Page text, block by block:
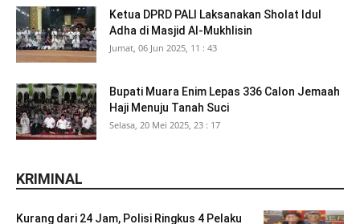
Ketua DPRD PALI Laksanakan Sholat Idul
Adha di Masjid Al-Mukhlisin
Jumat, 06 Jun 2025, 11 : 43
Bupati Muara Enim Lepas 336 Calon Jemaah
Haji Menuju Tanah Suci
Selasa, 20 Mei 2025, 23 : 17
KRIMINAL
Kurang dari 24 Jam, Polisi Ringkus 4 Pelaku